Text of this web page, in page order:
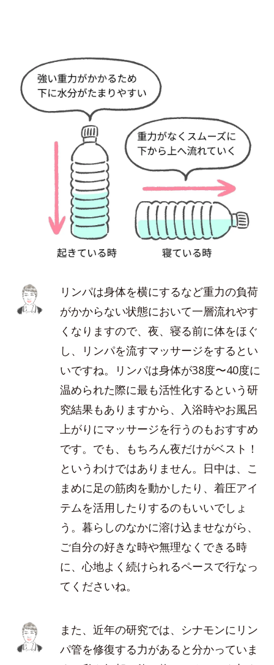
リンパは身体を横にするなど重力の負荷
がかからない状態において一層流れやす
くなりますので、夜、寝る前に体をほぐ
し、リンパを流すマッサージをするとい
いですね。リンパは身体が38度〜40度に
温められた際に最も活性化するという研
究結果もありますから、入浴時やお風呂
上がりにマッサージを行うのもおすすめ
です。でも、もちろん夜だけがベスト！
というわけではありません。日中は、こ
まめに足の筋肉を動かしたり、着圧アイ
テムを活用したりするのもいいでしょ
う。暮らしのなかに溶け込ませながら、
ご自分の好きな時や無理なくできる時
に、心地よく続けられるペースで行なっ
てくださいね。
また、近年の研究では、シナモンにリン
パ管を修復する力があると分かっていま